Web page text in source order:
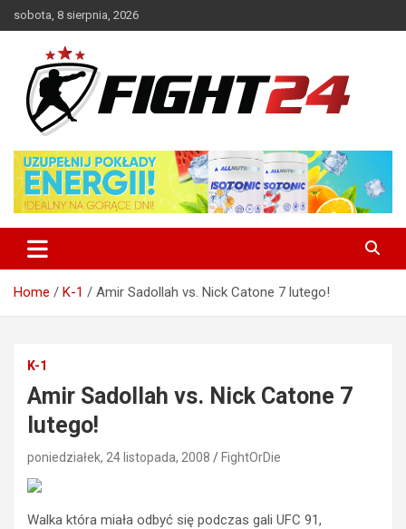
to
sobota, 8 sierpnia, 2026
FIGHT24.PL – MMA i K-1, UFC
Home K-1 Amir Sadollah vs. Nick Catone 7 lutego!
K-1
Amir Sadollah vs. Nick Catone 7
lutego!
poniedziałek, 24 listopada, 2008 FightOrDie
Walka która miała odbyć się podczas gali UFC 91,